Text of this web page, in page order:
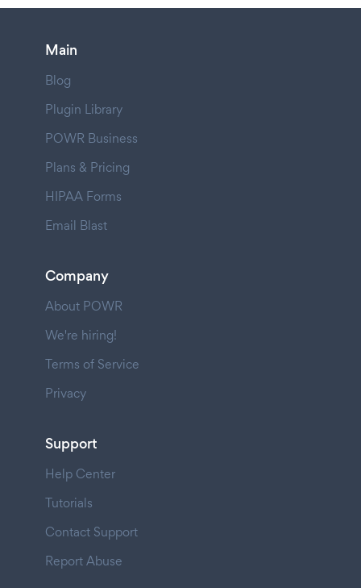
Main
Blog
Plugin Library
POWR Business
Plans & Pricing
HIPAA Forms
Email Blast
Company
About POWR
We're hiring!
Terms of Service
Privacy
Support
Help Center
Tutorials
Contact Support
Report Abuse